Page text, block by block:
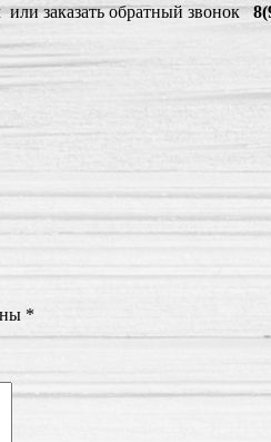
заказать обратный звонок
*